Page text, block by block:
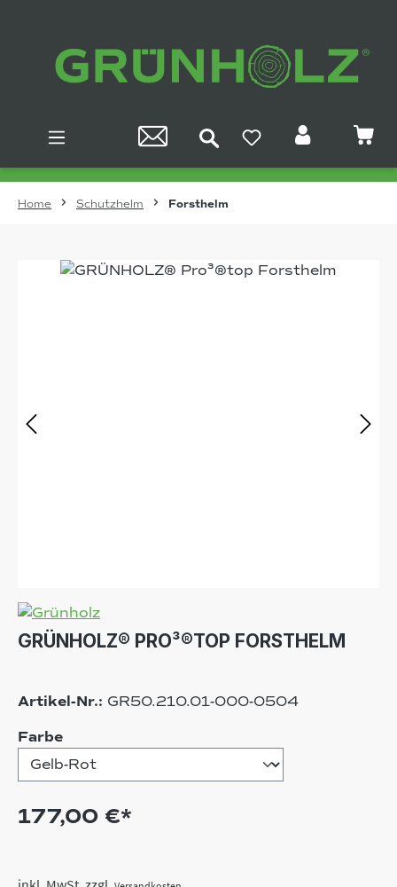
Home Schutzhelm Forsthelm
Bildergalerie überspringen
GRÜNHOLZ® PRO³®TOP FORSTHELM
Artikel-Nr.: GR50.210.01-000-0504
Farbeauswählen
177,00 €*